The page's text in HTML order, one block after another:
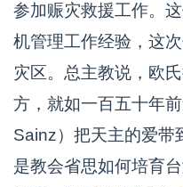
参加赈灾救援工作。
机管理工作经验，这
灾区。总主教说，欧
方，就如一百五十年
Sainz）把天主的爱带
是教会省思如何培育